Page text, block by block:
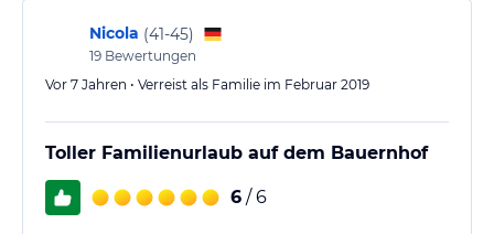
Nicola (41-45)
19 Bewertungen
Vor 7 Jahren • Verreist als Familie im Februar 2019
Toller Familienurlaub auf dem Bauernhof
6 / 6